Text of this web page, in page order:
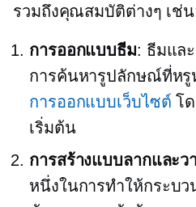
รวมถึงคุณสมบัติต่างๆ เช่น
การออกแบบธีม: ธีมแล
การค้นหารูปลักษณ์ที่หรู
การออกแบบเว็บไซต์ โ
เริ่มต้น
การสร้างแบบลากและว
หนึ่งในการทำให้กระบ